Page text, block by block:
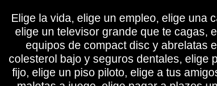
Elige la vida, elige un empleo, elige una
elige un televisor grande que te cagas,
equipos de compact disc y abrelatas
colesterol bajo y seguros dentales, elige
fijo, elige un piso piloto, elige a tus